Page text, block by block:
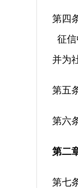
第四
征
并为
第五
第六
第二
第七